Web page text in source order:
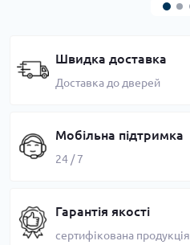
Швидка доставка
Доставка до дверей
Мобільна підтримка
24 / 7
Гарантія якості
сертифікована продукція